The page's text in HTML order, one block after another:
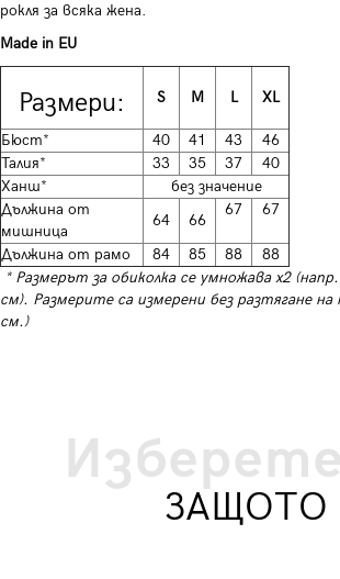
рокля за всяка жена.
Made in EU
Размери: S M L XL
Бюст* 40 41 43
46
Талия*
33 35 37
40
Ханш*
без значение
Дължина от
мишница
64 66
67 67
Дължина от рамо 84 85 88
88
* Размерът за обиколка се умножава х2
см). Размерите са измерени без разтягане
см.)
ЗАЩОТО